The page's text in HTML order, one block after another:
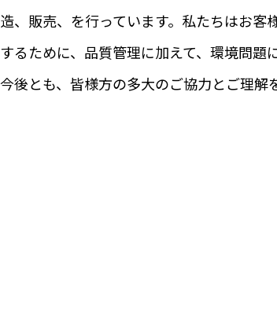
造、販売、を行っています。私たちはお
するために、品質管理に加えて、環境問題
今後とも、皆様方の多大のご協力とご理解